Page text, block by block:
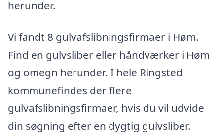
herunder.
Vi fandt 8 gulvafslibningsfirmaer i Høm.
Find en gulvsliber eller håndværker i Høm
og omegn herunder. I hele Ringsted
kommunefindes der flere
gulvafslibningsfirmaer, hvis du vil udvide
din søgning efter en dygtig gulvsliber.